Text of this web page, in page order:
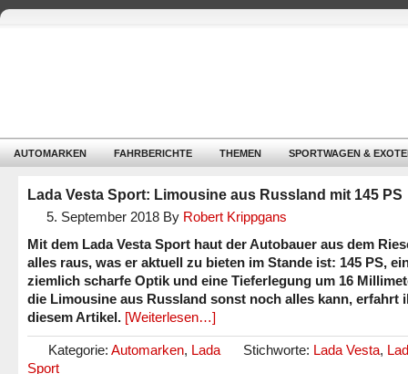
AUTOMARKEN FAHRBERICHTE THEMEN SPORTWAGEN &
Lada Vesta Sport: Limousine aus Russland mit 145 PS
5. September 2018 By Robert Krippgans
Mit dem Lada Vesta Sport haut der Autobauer aus dem
alles raus, was er aktuell zu bieten im Stande ist: 145 PS,
ziemlich scharfe Optik und eine Tieferlegung um 16
die Limousine aus Russland sonst noch alles kann, erfahrt
diesem Artikel. [Weiterlesen…]
Kategorie: Automarken, Lada Stichworte: Lada Vesta,
Sport